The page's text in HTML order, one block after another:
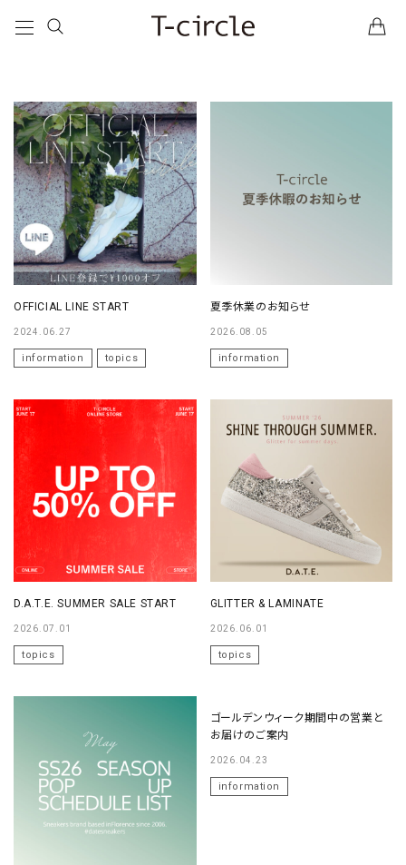
OFFICIAL LINE START
2024.06.27
information topics
夏季休業のお知らせ
2026.08.05
information
D.A.T.E. SUMMER SALE START
2026.07.01
topics
GLITTER & LAMINATE
2026.06.01
topics
ゴールデンウィーク期間中の営業と
お届けのご案内
2026.04.23
information